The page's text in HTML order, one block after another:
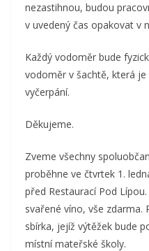
nezastihnou, budou
v uvedený čas opakovat v
Každý vodoměr bude
vodoměr v šachtě, která
vyčerpání.
Děkujeme.
Zveme všechny
proběhne ve čtvrtek 1.
před Restaurací Pod
svařené víno, vše zdarma.
sbírka, jejíž výtěžek bude
místní mateřské školy.